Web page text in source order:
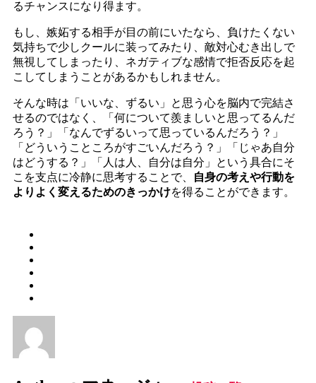
るチャンスになり得ます。
もし、嫉妬する相手が目の前にいたなら、負けたくない
気持ちで少しクールに装ってみたり、敵対心むき出しで
無視してしまったり、ネガティブな感情で拒否反応を起
こしてしまうことがあるかもしれません。
そんな時は「いいな、ずるい」と思う心を脳内で完結さ
せるのではなく、「何について羨ましいと思ってるんだ
ろう？」「なんでずるいって思っているんだろう？」
「どういうこところがすごいんだろう？」「じゃあ自分
はどうする？」「人は人、自分は自分」という具合にそ
こを支点に冷静に思考することで、
自身の考えや行動を
よりよく変えるためのきっかけを得ることができます。